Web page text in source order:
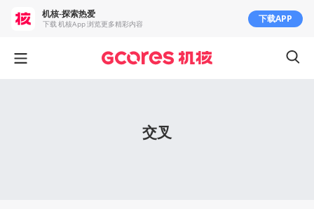
交叉
机核-探索热爱
下载 机核App 浏览更多精彩内容 下载APP